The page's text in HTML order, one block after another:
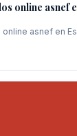
online asnef
asnef en